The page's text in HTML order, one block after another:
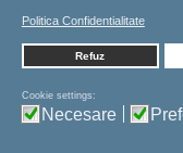
Politica Confidentialitate
Refuz
Cookie settings:
Necesare
17-01-26
MEDICAL LA